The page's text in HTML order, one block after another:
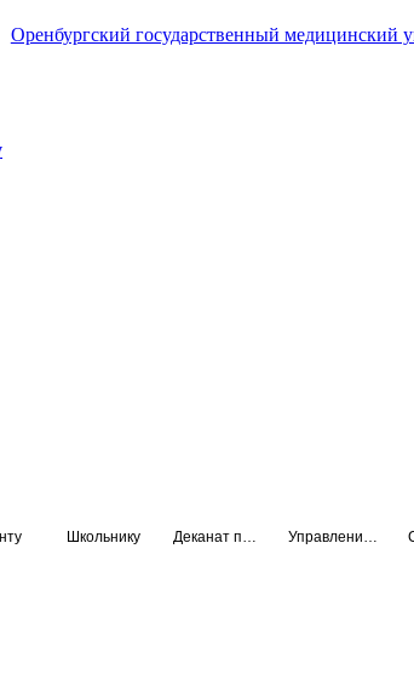
Оренбургский государственный медицинский
Школьнику